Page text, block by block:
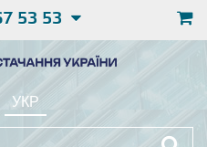
53 53
УКР